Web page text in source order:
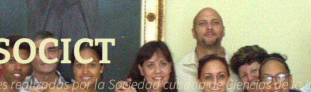
realizadas por la Sociedad cubana de Ciencias de la